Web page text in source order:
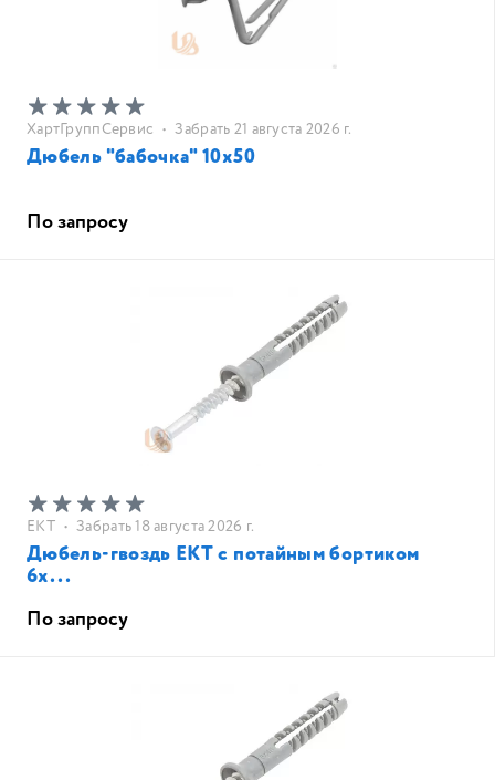
ХартГруппСервис • Забрать 21 августа 2026 г.
Дюбель "бабочка" 10х50
По запросу
EKT • Забрать 18 августа 2026 г.
Дюбель-гвоздь ЕКТ с потайным бортиком
6х...
По запросу